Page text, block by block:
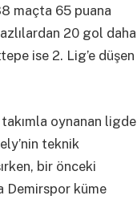
maçta 65 puana
20 gol daha
ise 2. Lig’e düşen
oynanan ligde
teknik
bir önceki
Demirspor küme